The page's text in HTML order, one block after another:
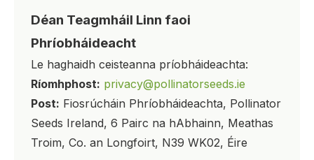
Déan Teagmháil Linn faoi
Phríobháideacht
Le haghaidh ceisteanna príobháideachta:
Ríomhphost: privacy@pollinatorseeds.ie
Post: Fiosrúcháin Phríobháideachta, Pollinator
Seeds Ireland, 6 Pairc na hAbhainn, Meathas
Troim, Co. an Longfoirt, N39 WK02, Éire